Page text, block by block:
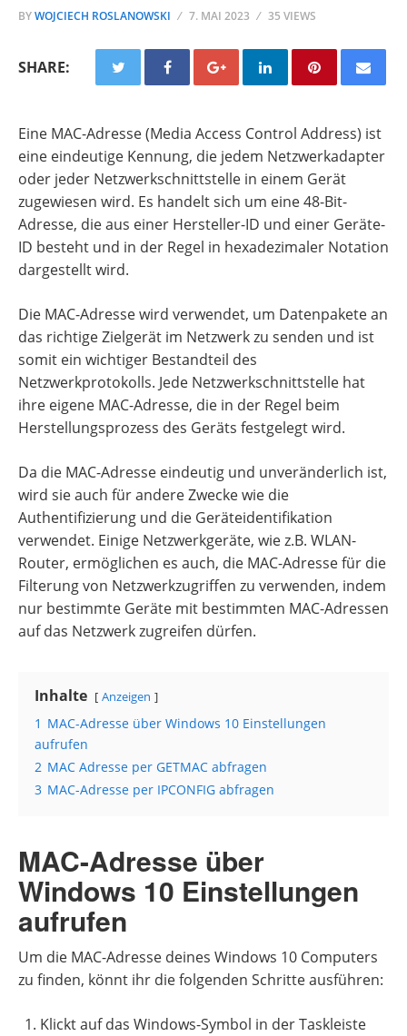
BYWOJCIECH ROSLANOWSKI 7. MAI 2023 35 VIEWS
SHARE:
Eine MAC-Adresse (Media Access Control Address) ist
eine eindeutige Kennung, die jedem Netzwerkadapter
oder jeder Netzwerkschnittstelle in einem Gerät
zugewiesen wird. Es handelt sich um eine 48-Bit-
Adresse, die aus einer Hersteller-ID und einer Geräte-
ID besteht und in der Regel in hexadezimaler Notation
dargestellt wird.
Die MAC-Adresse wird verwendet, um Datenpakete an
das richtige Zielgerät im Netzwerk zu senden und ist
somit ein wichtiger Bestandteil des
Netzwerkprotokolls. Jede Netzwerkschnittstelle hat
ihre eigene MAC-Adresse, die in der Regel beim
Herstellungsprozess des Geräts festgelegt wird.
Da die MAC-Adresse eindeutig und unveränderlich ist,
wird sie auch für andere Zwecke wie die
Authentifizierung und die Geräteidentifikation
verwendet. Einige Netzwerkgeräte, wie z.B. WLAN-
Router, ermöglichen es auch, die MAC-Adresse für die
Filterung von Netzwerkzugriffen zu verwenden, indem
nur bestimmte Geräte mit bestimmten MAC-Adressen
auf das Netzwerk zugreifen dürfen.
Inhalte Anzeigen
1 MAC-Adresse über Windows 10 Einstellungen
aufrufen
2 MAC Adresse per GETMAC abfragen
3 MAC-Adresse per IPCONFIG abfragen
MAC-Adresse über
Windows 10 Einstellungen
aufrufen
Um die MAC-Adresse deines Windows 10 Computers
zu finden, könnt ihr die folgenden Schritte ausführen:
Klickt auf das Windows-Symbol in der Taskleiste